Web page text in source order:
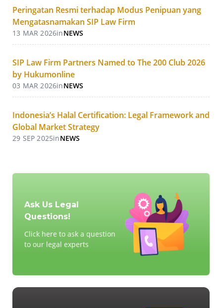
Peringatan Resmi terhadap Modus Penipuan yang
Mengatasnamakan SIP Law Firm
13 MAR 2026inNEWS
SIP Law Firm Partners Named to The 200 Club 2026
by Hukumonline
03 MAR 2026inNEWS
Indonesia’s Halal Certification: Legal Framework and
Global Market Strategy
29 SEP 2025inNEWS
Ask Us Legal
Questions!
Click here to ask a question
to our legal experts